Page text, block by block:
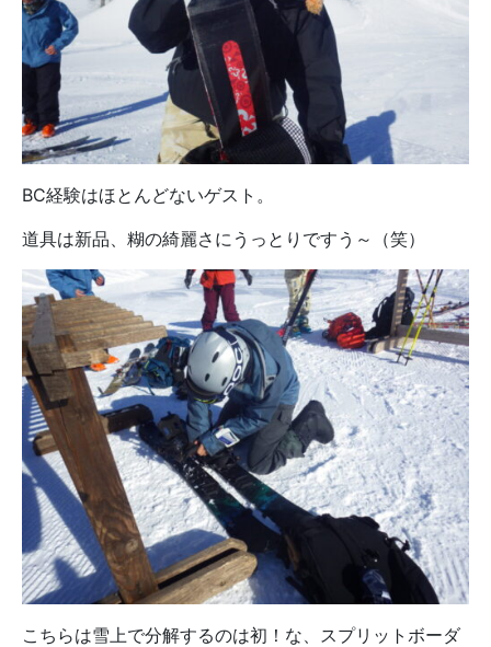
BC経験はほとんどないゲスト。
道具は新品、糊の綺麗さにうっとりですう～（笑）
こちらは雪上で分解するのは初！な、スプリットボーダ